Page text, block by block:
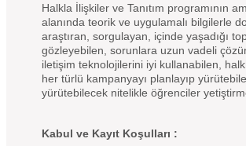
Halkla İlişkiler ve Tanıtım programının
alanında teorik ve uygulamalı bilgilerle
araştıran, sorgulayan, içinde yaşadığı
gözleyebilen, sorunlara uzun vadeli
iletişim teknolojilerini iyi kullanabilen,
her türlü kampanyayı planlayıp
yürütebilecek nitelikle öğrenciler
Kabul ve Kayıt Koşulları :